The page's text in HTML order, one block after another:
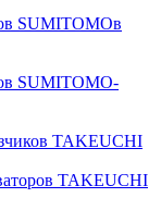
SUMITOMOв
SUMITOMO-
TAKEUCHI
TAKEUCHI